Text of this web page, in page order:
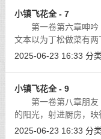
小镇飞花全 - 7
第一卷第六章呻吟
文本以为丁松做菜有两
「你丁大哥我，什么都
2025-06-23 16:33 分类
小镇飞花全 - 9
第一卷第八章朋友
的阳光，射进厨房，映
细]
2025-06-23 16:33 分类